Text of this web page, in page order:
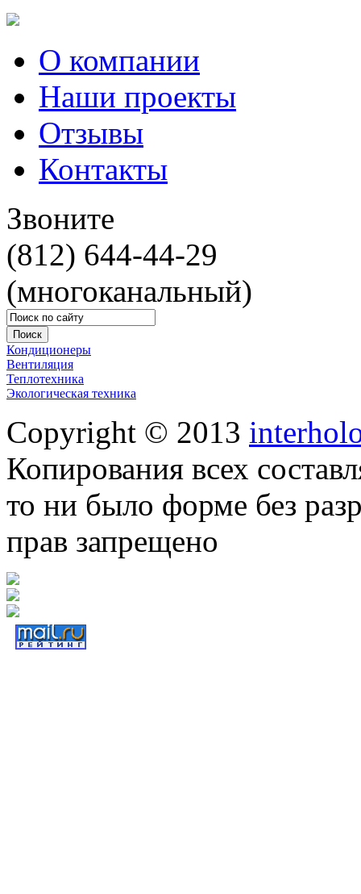
О компании
Наши проекты
Отзывы
Контакты
Звоните
(812) 644-44-29
(многоканальный)
Кондиционеры
Вентиляция
Теплотехника
Экологическая техника
Copyright © 2013
Копирования всех
то ни было форме без
прав запрещено